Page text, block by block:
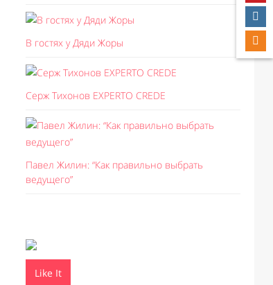
В гостях у Дяди Жоры
Серж Тихонов EXPERTO CREDE
Павел Жилин: “Как правильно выбрать
ведущего”
Like It